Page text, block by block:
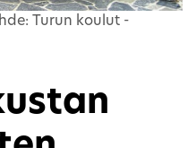
Turun koulut -